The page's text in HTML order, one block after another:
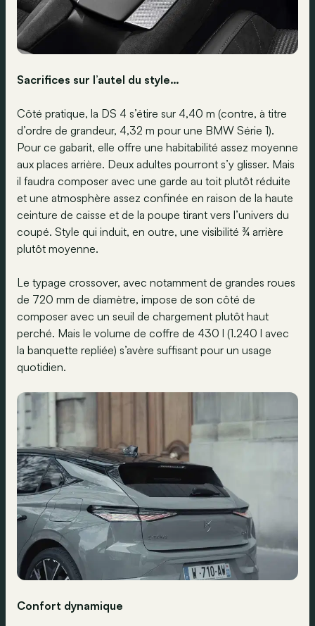
Sacrifices sur l’autel du style…
Côté pratique, la DS 4 s’étire sur 4,40 m (contre, à titre
d’ordre de grandeur, 4,32 m pour une BMW Série 1).
Pour ce gabarit, elle offre une habitabilité assez moyenne
aux places arrière. Deux adultes pourront s’y glisser. Mais
il faudra composer avec une garde au toit plutôt réduite
et une atmosphère assez confinée en raison de la haute
ceinture de caisse et de la poupe tirant vers l’univers du
coupé. Style qui induit, en outre, une visibilité ¾ arrière
plutôt moyenne.
Le typage crossover, avec notamment de grandes roues
de 720 mm de diamètre, impose de son côté de
composer avec un seuil de chargement plutôt haut
perché. Mais le volume de coffre de 430 l (1.240 l avec
la banquette repliée) s’avère suffisant pour un usage
quotidien.
Confort dynamique